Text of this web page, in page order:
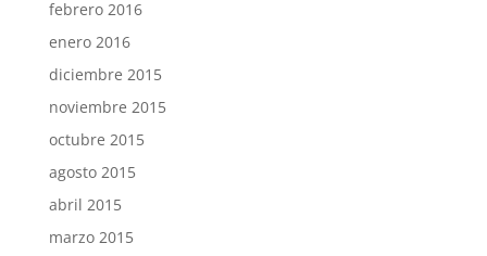
febrero 2016
enero 2016
diciembre 2015
noviembre 2015
octubre 2015
agosto 2015
abril 2015
marzo 2015